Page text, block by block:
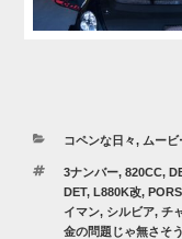
カ
ゴ
リ
ー
コペンな日々, ムービ
タ
グ
3ナンバー, 820CC,
DET, L880K改,
イマン, シルビア, チ
金の問題じゃ無さそ